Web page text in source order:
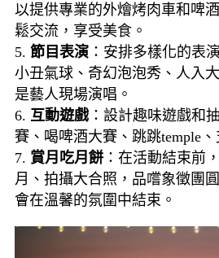
以提供專業的外燴烤肉車和啤
鬆交流，享受美食。
5. 節目表演 ：安排多樣化的表
小丑氣球、奇幻泡泡秀、人入
是藝人現場演唱。
6. 互動遊戲 ：設計趣味遊戲和
賽、喝啤酒大賽、跳跳temple
7. 賞月吃月餅 ：在活動結束前
月、拍攝大合照，品嚐象徵團
會在溫馨的氛圍中結束。